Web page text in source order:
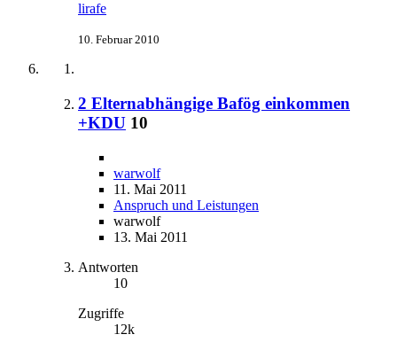
lirafe
10. Februar 2010
2 Elternabhängige Bafög einkommen
+KDU 10
warwolf
11. Mai 2011
Anspruch und Leistungen
warwolf
13. Mai 2011
Antworten
10
Zugriffe
12k